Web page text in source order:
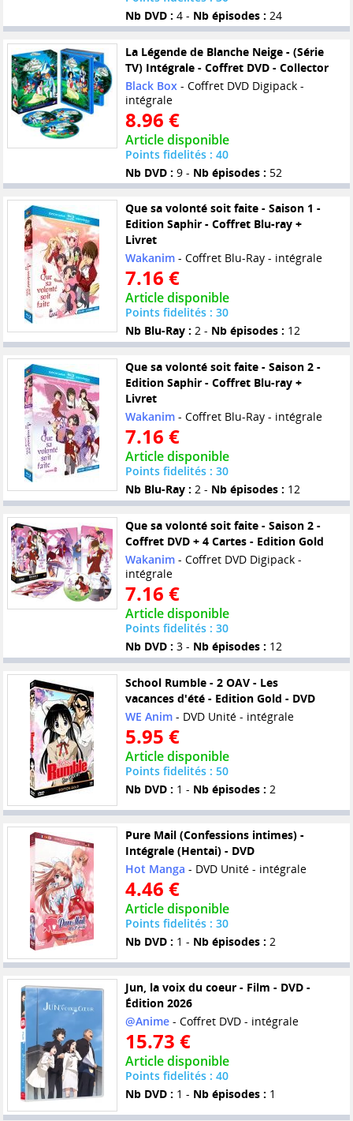
Nb DVD : 4 - Nb épisodes : 24
La Légende de Blanche Neige - (Série
TV) Intégrale - Coffret DVD - Collector
Black Box - Coffret DVD Digipack -
intégrale
8.96 €
Article disponible
Points fidelités : 40
Nb DVD : 9 - Nb épisodes : 52
Que sa volonté soit faite - Saison 1 -
Edition Saphir - Coffret Blu-ray +
Livret
Wakanim- Coffret Blu-Ray - intégrale
7.16 €
Article disponible
Points fidelités : 30
Nb Blu-Ray : 2 - Nb épisodes : 12
Que sa volonté soit faite - Saison 2 -
Edition Saphir - Coffret Blu-ray +
Livret
Wakanim- Coffret Blu-Ray - intégrale
7.16 €
Article disponible
Points fidelités : 30
Nb Blu-Ray : 2 - Nb épisodes : 12
Que sa volonté soit faite - Saison 2 -
Coffret DVD + 4 Cartes - Edition Gold
Wakanim- Coffret DVD Digipack -
intégrale
7.16 €
Article disponible
Points fidelités : 30
Nb DVD : 3 - Nb épisodes : 12
School Rumble - 2 OAV - Les
vacances d'été - Edition Gold - DVD
WE Anim- DVD Unité - intégrale
5.95 €
Article disponible
Points fidelités : 50
Nb DVD : 1 - Nb épisodes : 2
Pure Mail (Confessions intimes) -
Intégrale (Hentai) - DVD
Hot Manga - DVD Unité - intégrale
4.46 €
Article disponible
Points fidelités : 30
Nb DVD : 1 - Nb épisodes : 2
Jun, la voix du coeur - Film - DVD -
Édition 2026
@Anime- Coffret DVD - intégrale
15.73 €
Article disponible
Points fidelités : 40
Nb DVD : 1 - Nb épisodes : 1